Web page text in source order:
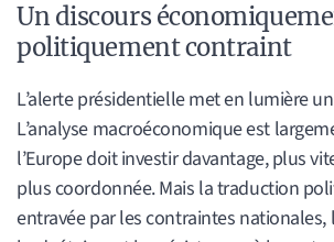
Un discours
politiquement contraint
L’alerte présidentielle met en lumière
L’analyse macroéconomique est
l’Europe doit investir davantage, plus
plus coordonnée. Mais la traduction
entravée par les contraintes nationales,